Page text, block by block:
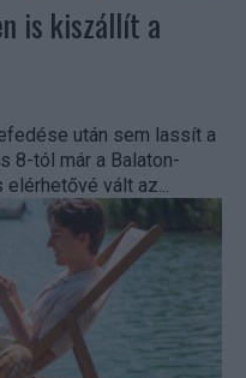
is kiszállít a
után sem lassít a
8-tól már a Balaton-
vált az...